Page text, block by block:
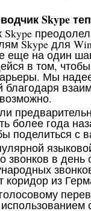
Skype
Skype
Skype для
еще на один
в том,
Мы
благодаря
более года
поделиться с
звонков в
коридор из